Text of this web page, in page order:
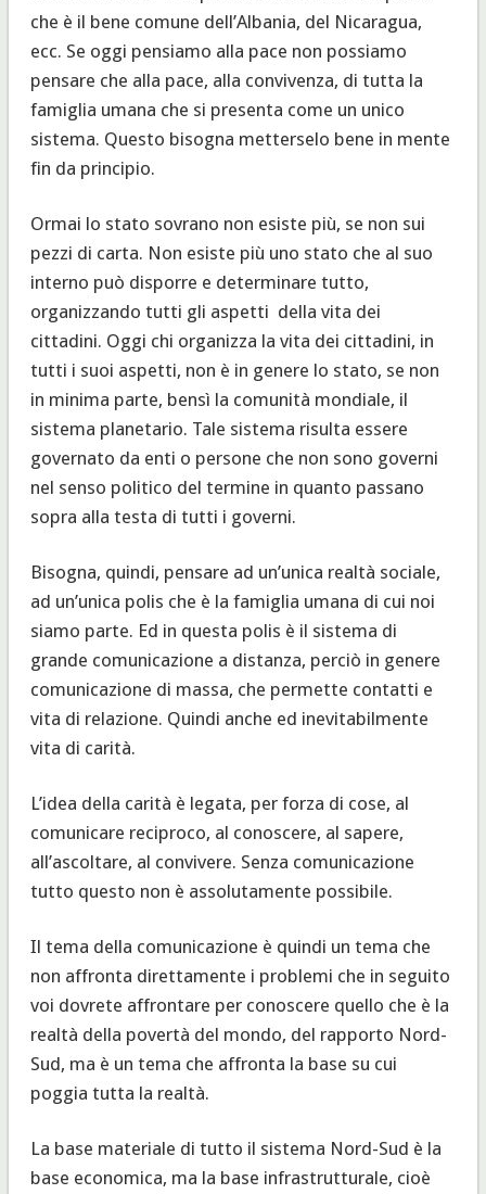
che è il bene comune dell’Albania, del Nicaragua,
ecc. Se oggi pensiamo alla pace non possiamo
pensare che alla pace, alla convivenza, di tutta la
famiglia umana che si presenta come un unico
sistema. Questo bisogna metterselo bene in mente
fin da principio.
Ormai lo stato sovrano non esiste più, se non sui
pezzi di carta. Non esiste più uno stato che al suo
interno può disporre e determinare tutto,
organizzando tutti gli aspetti della vita dei
cittadini. Oggi chi organizza la vita dei cittadini, in
tutti i suoi aspetti, non è in genere lo stato, se non
in minima parte, bensì la comunità mondiale, il
sistema planetario. Tale sistema risulta essere
governato da enti o persone che non sono governi
nel senso politico del termine in quanto passano
sopra alla testa di tutti i governi.
Bisogna, quindi, pensare ad un’unica realtà sociale,
ad un’unica polis che è la famiglia umana di cui noi
siamo parte. Ed in questa polis è il sistema di
grande comunicazione a distanza, perciò in genere
comunicazione di massa, che permette contatti e
vita di relazione. Quindi anche ed inevitabilmente
vita di carità.
L’idea della carità è legata, per forza di cose, al
comunicare reciproco, al conoscere, al sapere,
all’ascoltare, al convivere. Senza comunicazione
tutto questo non è assolutamente possibile.
Il tema della comunicazione è quindi un tema che
non affronta direttamente i problemi che in seguito
voi dovrete affrontare per conoscere quello che è la
realtà della povertà del mondo, del rapporto Nord-
Sud, ma è un tema che affronta la base su cui
poggia tutta la realtà.
La base materiale di tutto il sistema Nord-Sud è la
base economica, ma la base infrastrutturale, cioè